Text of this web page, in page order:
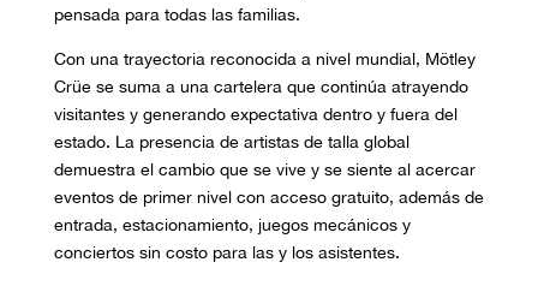
pensada para todas las familias.
Con una trayectoria reconocida a nivel mundial, Mötley
Crüe se suma a una cartelera que continúa atrayendo
visitantes y generando expectativa dentro y fuera del
estado. La presencia de artistas de talla global
demuestra el cambio que se vive y se siente al acercar
eventos de primer nivel con acceso gratuito, además de
entrada, estacionamiento, juegos mecánicos y
conciertos sin costo para las y los asistentes.